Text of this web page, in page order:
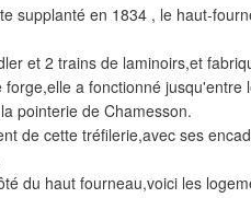
supplanté en 1834 , le haut-
et 2 trains de laminoirs,et
a fonctionné jusqu'entre
pointerie de Chamesson.
de cette tréfilerie,avec ses
du haut fourneau,voici les